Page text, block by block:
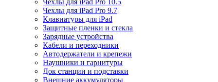
Чехлы для iPad Pro 10.5
Чехлы для iPad Pro 9.7
Клавиатуры для iPad
Защитные пленки и стекла
Зарядные устройства
Кабели и переходники
Автодержатели и крепежи
Наушники и гарнитуры
Док станции и подставки
Внешние аккумуляторы